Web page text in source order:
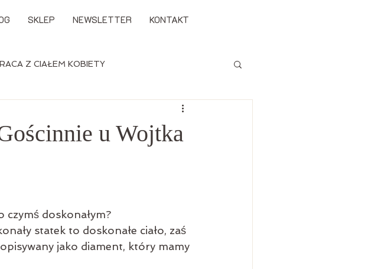
SKLEP NEWSLETTER KONTAKT
Z CIAŁEM KOBIETY
u Wojtka
czymś doskonałym?
statek to doskonałe ciało, zaś
jako diament, który mamy